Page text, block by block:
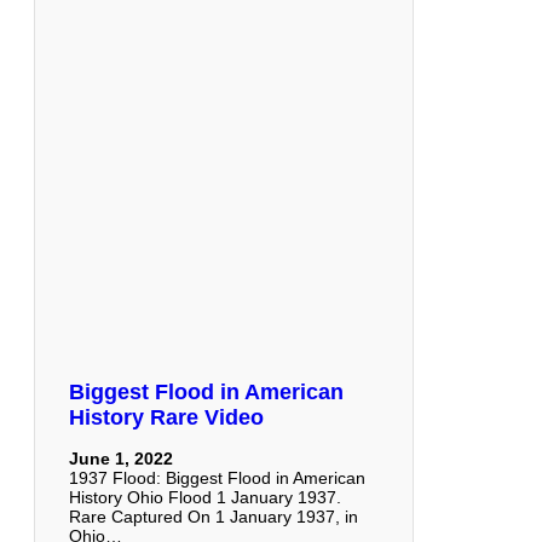
Biggest Flood in American
History Rare Video
June 1, 2022
1937 Flood: Biggest Flood in American
History Ohio Flood 1 January 1937.
Rare Captured On 1 January 1937, in
Ohio…